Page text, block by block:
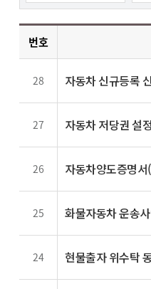
무인민원발급기
어디서나 민원처리제
민원인 후견인제
폐업신고 원스톱서비스
교육안내
보건소식
고시공고
설문
자원
노인복지
장애인복지
사회서비스(바우처)
부모
군산
환경
미세
석면
지류상품권 재고조회
어업현황
수산물 안전정보
군산수산물 소비촉진행사
군산 특화 수산물
도로/
자전
계약정보공개
입찰/계약정보
위원
시정계획
주요업무
시정백서
예
재
결
중
투
예
보
공
색
시
작
일
색
종
일
번호
28 자동차 신규등록
27 자동차 저당권 설
26 자동차양도증명
25 화물자동차 운송
24 현물출자 위수탁